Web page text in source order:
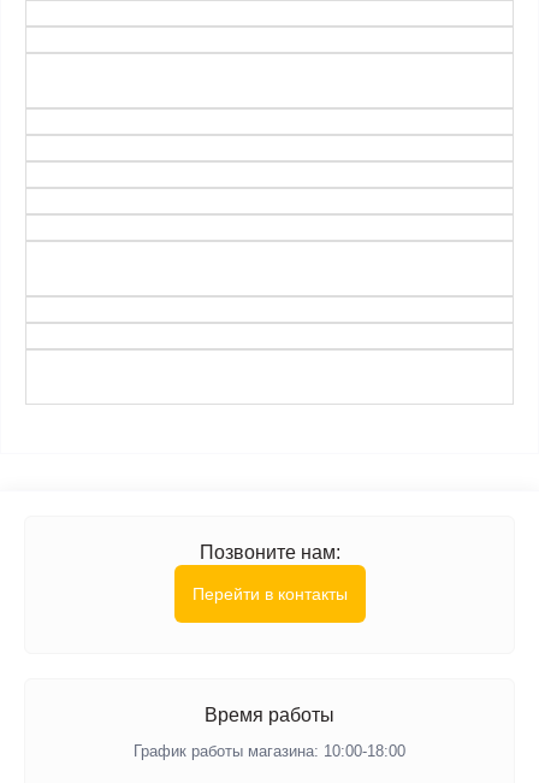
Позвоните нам:
Перейти в контакты
Время работы
График работы магазина: 10:00-18:00